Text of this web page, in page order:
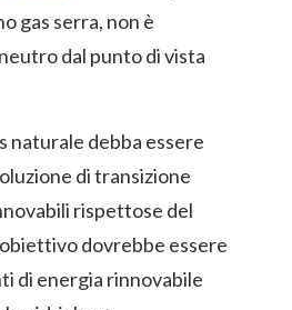
gas serra, non è
dal punto di vista
naturale debba essere
di transizione
rispettose del
dovrebbe essere
di energia rinnovabile